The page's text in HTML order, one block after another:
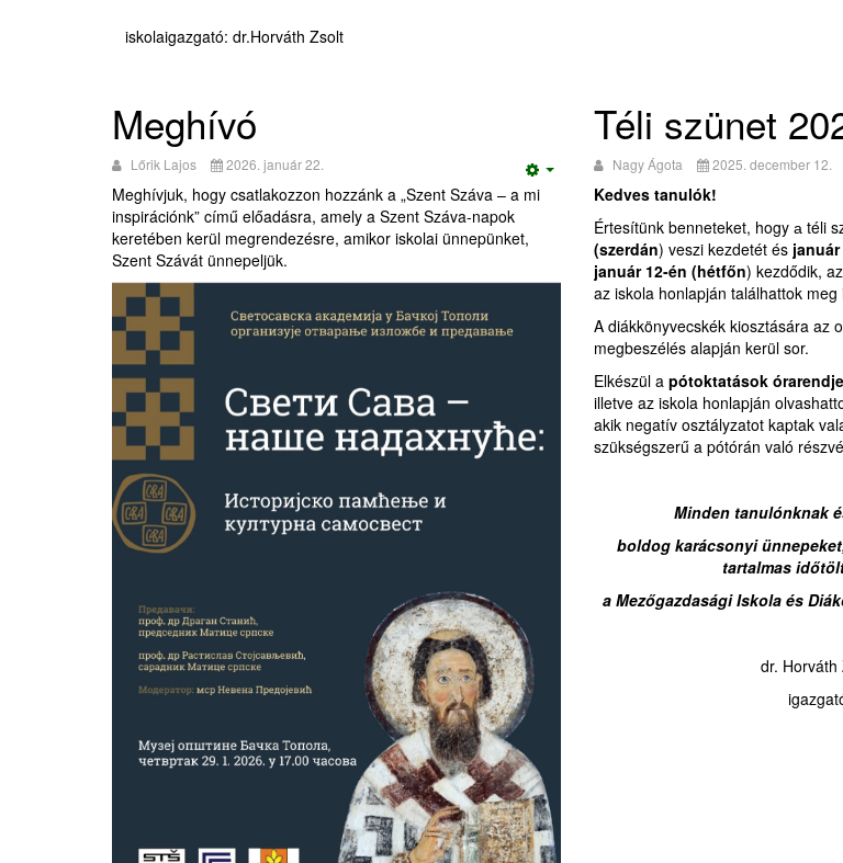
iskolaigazgató: dr.Horváth Zsolt
Meghívó
Lőrik Lajos 2026. január 22.
Meghívjuk, hogy csatlakozzon hozzánk a „Szent Száva – a mi
inspirációnk” című előadásra, amely a Szent Száva-napok
keretében kerül megrendezésre, amikor iskolai ünnepünket,
Szent Szávát ünnepeljük.
Téli szünet
Nagy Ágota 2025. december 12.
Kedves tanulók!
Értesítünk benneteket, hogy а téli
(szerdán) veszi kezdetét és
január 12-én (hétfőn) kezdődik,
az iskola honlapján találhattok
A diákkönyvecskék kiosztására az
megbeszélés alapján kerül sor.
Elkészül a pótoktatások órarendje
illetve az iskola honlapján
akik negatív osztályzatot kaptak
szükségszerű a pótórán való
Minden tanulónknak
boldog karácsonyi
tartalmas
aMezőgazdasági Iskola és
dr. Horváth